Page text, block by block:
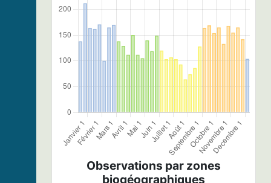
Observations par zones
biogéographiques